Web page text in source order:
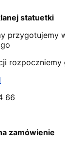
statuetki
przygotujemy
rozpoczniemy
66
zamówienie